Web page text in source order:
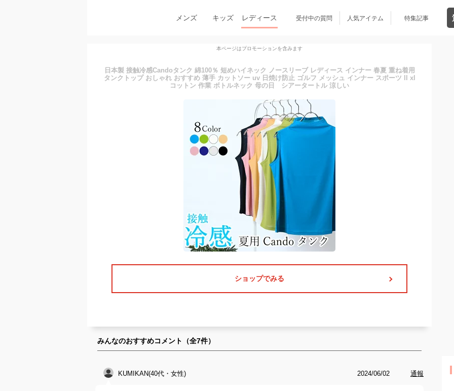
メンズ キッズ レディース 受付中の質問 人気アイテム 特集記事
本ページはプロモーションを含みます
日本製 接触冷感Candoタンク 綿100％ 短めハイネック ノースリーブ レディース インナー 春夏 重ね着用
タンクトップ おしゃれ おすすめ 薄手 カットソー uv 日焼け防止 ゴルフ メッシュ インナー スポーツ ll xl
コットン 作業 ボトルネック 母の日 シアータートル 涼しい
ショップでみる
みんなのおすすめコメント（全7件）
KUMIKAN(40代・女性) 2024/06/02 通報